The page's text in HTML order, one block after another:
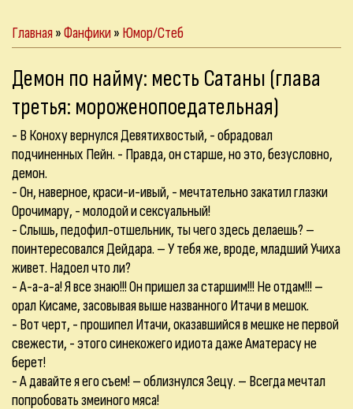
Главная»Фанфики» Юмор/Стеб
Демон по найму: месть Сатаны (глава
третья: мороженопоедательная)
- В Коноху вернулся Девятихвостый, - обрадовал
подчиненных Пейн. - Правда, он старше, но это, безусловно,
демон.
- Он, наверное, краси-и-ивый, - мечтательно закатил глазки
Орочимару, - молодой и сексуальный!
- Слышь, педофил-отшельник, ты чего здесь делаешь? –
поинтересовался Дейдара. – У тебя же, вроде, младший Учиха
живет. Надоел что ли?
- А-а-а-а! Я все знаю!!! Он пришел за старшим!!! Не отдам!!! –
орал Кисаме, засовывая выше названного Итачи в мешок.
- Вот черт, - прошипел Итачи, оказавшийся в мешке не первой
свежести, - этого синекожего идиота даже Аматерасу не
берет!
- А давайте я его съем! – облизнулся Зецу. – Всегда мечтал
попробовать змеиного мяса!